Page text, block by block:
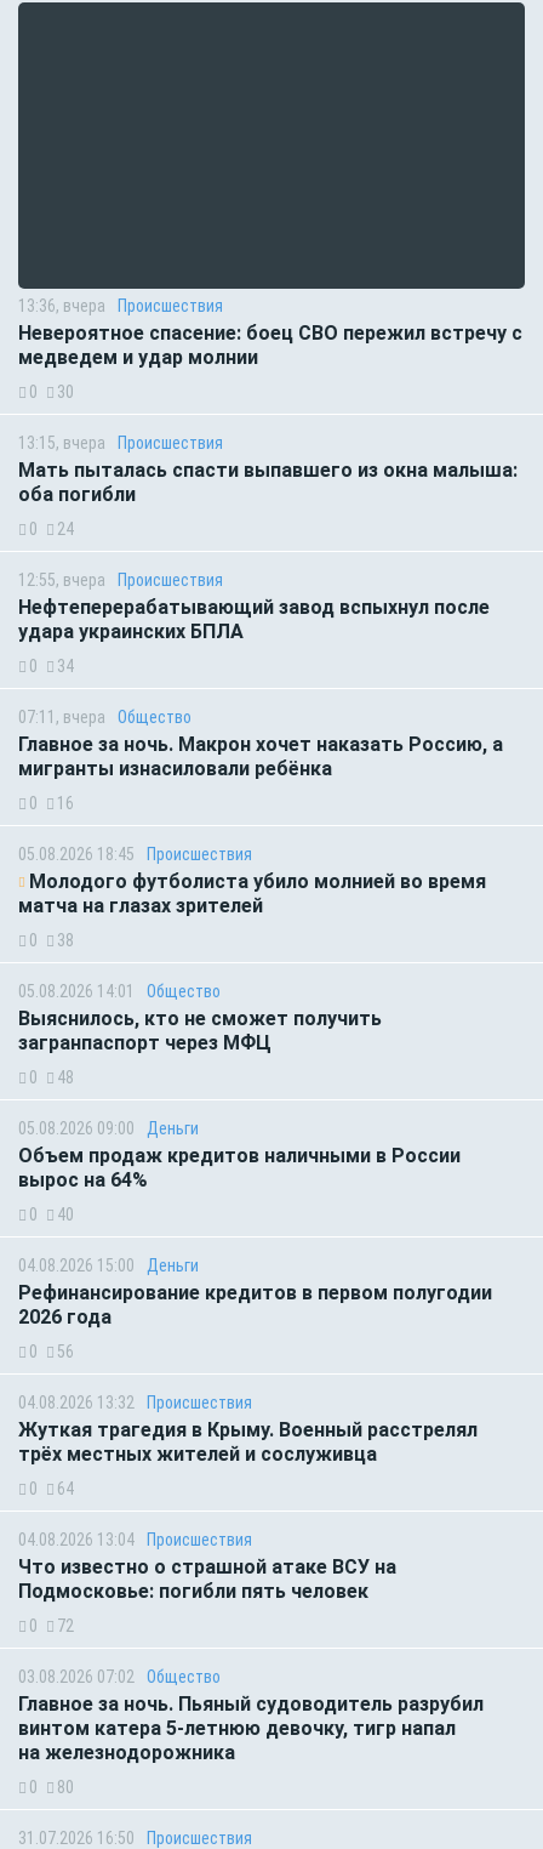
13:36, вчера Происшествия
Невероятное спасение: боец СВО пережил встречу с
медведем и удар молнии
0 30
13:15, вчера Происшествия
Мать пыталась спасти выпавшего из окна малыша:
оба погибли
0 24
12:55, вчера Происшествия
Нефтеперерабатывающий завод вспыхнул после
удара украинских БПЛА
0 34
07:11, вчера Общество
Главное за ночь. Макрон хочет наказать Россию, а
мигранты изнасиловали ребёнка
0 16
05.08.2026 18:45 Происшествия
Молодого футболиста убило молнией во время
матча на глазах зрителей
0 38
05.08.2026 14:01 Общество
Выяснилось, кто не сможет получить
загранпаспорт через МФЦ
0 48
05.08.2026 09:00 Деньги
Объем продаж кредитов наличными в России
вырос на 64%
0 40
04.08.2026 15:00 Деньги
Рефинансирование кредитов в первом полугодии
2026 года
0 56
04.08.2026 13:32 Происшествия
Жуткая трагедия в Крыму. Военный расстрелял
трёх местных жителей и сослуживца
0 64
04.08.2026 13:04 Происшествия
Что известно о страшной атаке ВСУ на
Подмосковье: погибли пять человек
0 72
03.08.2026 07:02 Общество
Главное за ночь. Пьяный судоводитель разрубил
винтом катера 5-летнюю девочку, тигр напал
на железнодорожника
0 80
31.07.2026 16:50 Происшествия